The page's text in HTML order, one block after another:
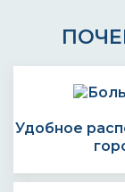
Удобное